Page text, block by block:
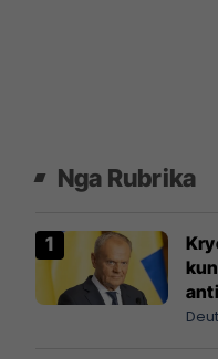
Nga Rubrika